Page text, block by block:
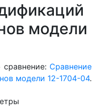
модели
Сравнение
модели 12-1704-04.